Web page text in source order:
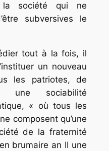
la société qui ne
subversives le
tout à la fois, il
un nouveau
les patriotes, de
sociabilité
« où tous les
composent qu’une
de la fraternité
brumaire an II une